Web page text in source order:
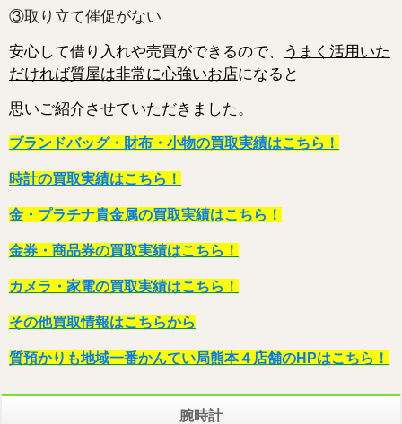
③取り立て催促がない
安心して借り入れや売買ができるので、
うまく活用いた
だければ質屋は非常に心強いお店になると
思いご紹介させていただきました。
ブランドバッグ・財布・小物の買取実績はこちら！
時計の買取実績はこちら！
金・プラチナ貴金属の買取実績はこちら！
金券・商品券の買取実績はこちら！
カメラ・家電の買取実績はこちら！
その他買取情報はこちらから
質預かりも地域一番かんてい局熊本４店舗のHPはこちら！
腕時計